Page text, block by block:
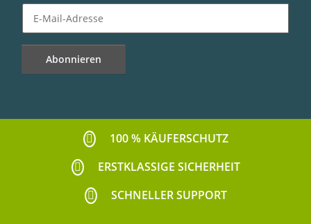
Abonnieren
100 % KÄUFERSCHUTZ
ERSTKLASSIGE SICHERHEIT
SCHNELLER SUPPORT